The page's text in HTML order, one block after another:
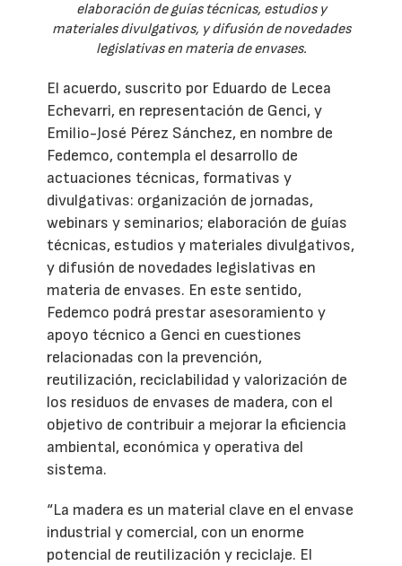
elaboración de guías técnicas, estudios y
materiales divulgativos, y difusión de novedades
legislativas en materia de envases.
El acuerdo, suscrito por Eduardo de Lecea
Echevarri, en representación de Genci, y
Emilio-José Pérez Sánchez, en nombre de
Fedemco, contempla el desarrollo de
actuaciones técnicas, formativas y
divulgativas: organización de jornadas,
webinars y seminarios; elaboración de guías
técnicas, estudios y materiales divulgativos,
y difusión de novedades legislativas en
materia de envases. En este sentido,
Fedemco podrá prestar asesoramiento y
apoyo técnico a Genci en cuestiones
relacionadas con la prevención,
reutilización, reciclabilidad y valorización de
los residuos de envases de madera, con el
objetivo de contribuir a mejorar la eficiencia
ambiental, económica y operativa del
sistema.
“La madera es un material clave en el envase
industrial y comercial, con un enorme
potencial de reutilización y reciclaje. El